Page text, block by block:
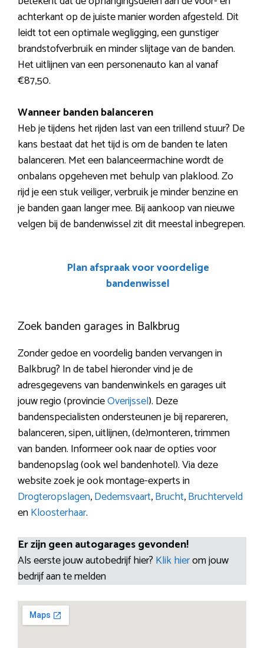
achterkant op de juiste manier worden afgesteld. Dit
leidt tot een optimale wegligging, een gunstiger
brandstofverbruik en minder slijtage van de banden.
Het uitlijnen van een personenauto kan al vanaf
€87,50.
Wanneer banden balanceren
Heb je tijdens het rijden last van een trillend stuur? De
kans bestaat dat het tijd is om de banden te laten
balanceren. Met een balanceermachine wordt de
onbalans opgeheven met behulp van plaklood. Zo
rijd je een stuk veiliger, verbruik je minder benzine en
je banden gaan langer mee. Bij aankoop van nieuwe
velgen bij de bandenwissel zit dit meestal inbegrepen.
Plan afspraak voor voordelige
bandenwissel
Zoek banden garages in Balkbrug
Zonder gedoe en voordelig banden vervangen in
Balkbrug? In de tabel hieronder vind je de
adresgegevens van bandenwinkels en garages uit
jouw regio (provincieOverijssel). Deze
bandenspecialisten ondersteunen je bij repareren,
balanceren, sipen, uitlijnen, (de)monteren, trimmen
van banden. Informeer ook naar de opties voor
bandenopslag (ook wel bandenhotel). Via deze
website zoek je ook montage-experts in
Drogteropslagen,Dedemsvaart,Brucht,Bruchterveld
enKloosterhaar.
Er zijn geen autogarages gevonden!
Als eerste jouw autobedrijf hier? Klik hierom jouw
bedrijf aan te melden